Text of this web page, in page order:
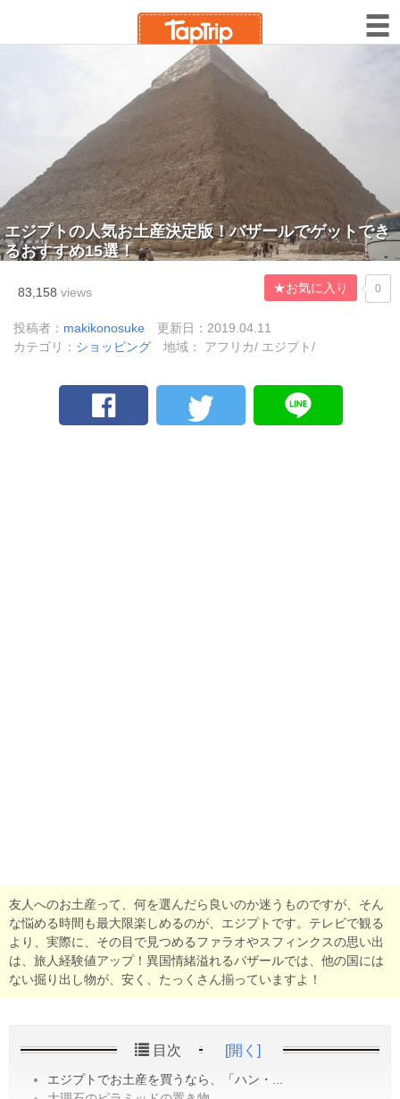
エジプトの人気お土産決定版！バザールでゲットでき
るおすすめ15選！
83,158 views ★お気に入り 0
投稿者： makikonosuke
更新日：2019.04.11
カテゴリ： ショッピング 地域： アフリカ/ エジプト/
友人へのお土産って、何を選んだら良いのか迷うものですが、そん
な悩める時間も最大限楽しめるのが、エジプトです。テレビで観る
より、実際に、その目で見つめるファラオやスフィンクスの思い出
は、旅人経験値アップ！異国情緒溢れるバザールでは、他の国には
ない掘り出し物が、安く、たっくさん揃っていますよ！
目次 [開く]
エジプトでお土産を買うなら、「ハン・...